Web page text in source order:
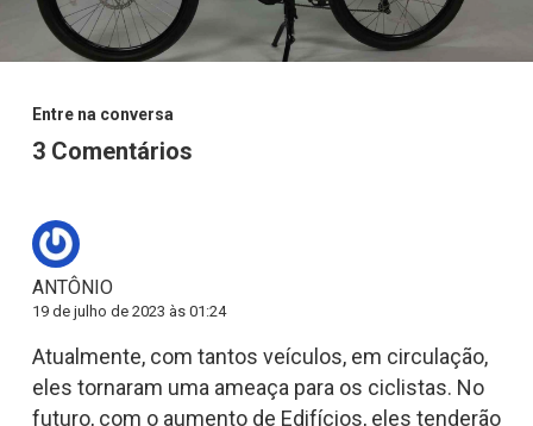
Entre na conversa
3 Comentários
ANTÔNIO
19 de julho de 2023 às 01:24
Atualmente, com tantos veículos, em circulação,
eles tornaram uma ameaça para os ciclistas. No
futuro, com o aumento de Edifícios, eles tenderão